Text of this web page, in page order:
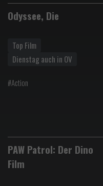
Odyssee, Die
Top Film
Dienstag auch in OV
#Action
PAW Patrol: Der Dino
Film